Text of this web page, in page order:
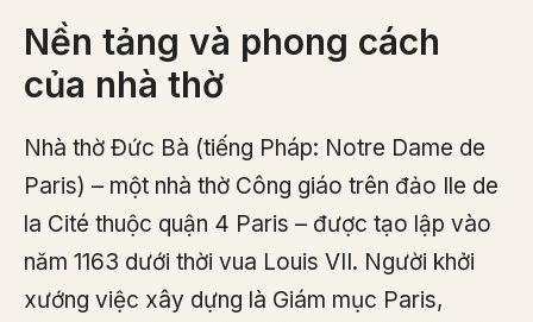
Nền tảng và phong cách
của nhà thờ
Nhà thờ Đức Bà (tiếng Pháp: Notre Dame de
Paris) – một nhà thờ Công giáo trên đảo Ile de
la Cité thuộc quận 4 Paris – được tạo lập vào
năm 1163 dưới thời vua Louis VII. Người khởi
xướng việc xây dựng là Giám mục Paris,